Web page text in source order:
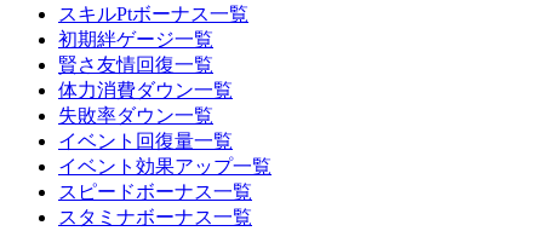
スキルPtボーナス一覧
初期絆ゲージ一覧
賢さ友情回復一覧
体力消費ダウン一覧
失敗率ダウン一覧
イベント回復量一覧
イベント効果アップ一覧
スピードボーナス一覧
スタミナボーナス一覧